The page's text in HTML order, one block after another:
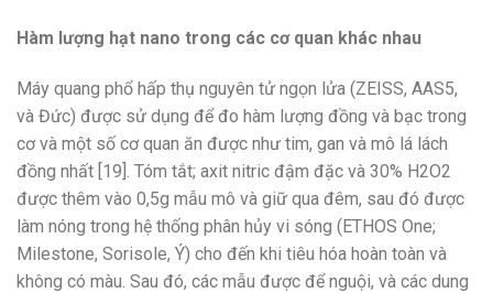
Hàm lượng hạt nano trong các cơ quan khác nhau
Máy quang phổ hấp thụ nguyên tử ngọn lửa (ZEISS, AAS5,
và Đức) được sử dụng để đo hàm lượng đồng và bạc trong
cơ và một số cơ quan ăn được như tim, gan và mô lá lách
đồng nhất [19]. Tóm tắt; axit nitric đậm đặc và 30% H2O2
được thêm vào 0,5g mẫu mô và giữ qua đêm, sau đó được
làm nóng trong hệ thống phân hủy vi sóng (ETHOS One;
Milestone, Sorisole, Ý) cho đến khi tiêu hóa hoàn toàn và
không có màu. Sau đó, các mẫu được để nguội, và các dung